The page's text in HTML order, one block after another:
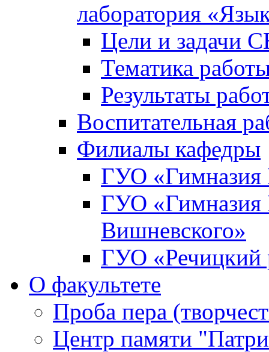
лаборатория
Цели и задачи
Тематика
Результаты
Воспитательная
Филиалы кафедры
ГУО «Гимназия
ГУО
Вишневского»
ГУО «Речицкий
О факультете
Проба пера
Центр памяти